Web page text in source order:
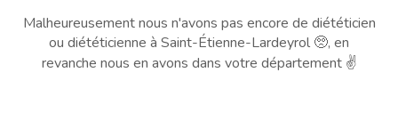
Malheureusement nous n'avons pas encore de diététicien
ou diététicienne à Saint-Étienne-Lardeyrol 🥺, en
revanche nous en avons dans votre département ✌️